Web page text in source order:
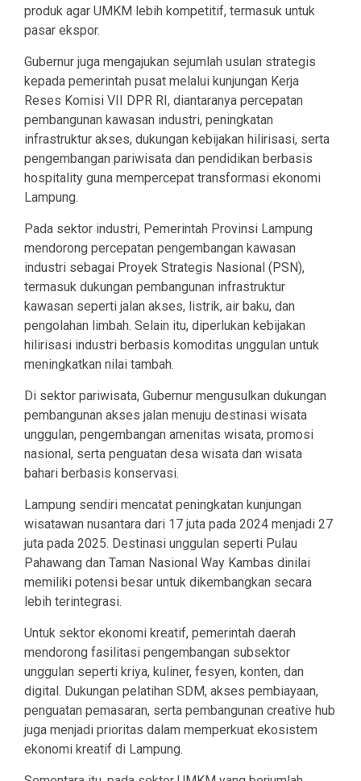
produk agar UMKM lebih kompetitif, termasuk untuk
pasar ekspor.
Gubernur juga mengajukan sejumlah usulan strategis
kepada pemerintah pusat melalui kunjungan Kerja
Reses Komisi VII DPR RI, diantaranya percepatan
pembangunan kawasan industri, peningkatan
infrastruktur akses, dukungan kebijakan hilirisasi, serta
pengembangan pariwisata dan pendidikan berbasis
hospitality guna mempercepat transformasi ekonomi
Lampung.
Pada sektor industri, Pemerintah Provinsi Lampung
mendorong percepatan pengembangan kawasan
industri sebagai Proyek Strategis Nasional (PSN),
termasuk dukungan pembangunan infrastruktur
kawasan seperti jalan akses, listrik, air baku, dan
pengolahan limbah. Selain itu, diperlukan kebijakan
hilirisasi industri berbasis komoditas unggulan untuk
meningkatkan nilai tambah.
Di sektor pariwisata, Gubernur mengusulkan dukungan
pembangunan akses jalan menuju destinasi wisata
unggulan, pengembangan amenitas wisata, promosi
nasional, serta penguatan desa wisata dan wisata
bahari berbasis konservasi.
Lampung sendiri mencatat peningkatan kunjungan
wisatawan nusantara dari 17 juta pada 2024 menjadi 27
juta pada 2025. Destinasi unggulan seperti Pulau
Pahawang dan Taman Nasional Way Kambas dinilai
memiliki potensi besar untuk dikembangkan secara
lebih terintegrasi.
Untuk sektor ekonomi kreatif, pemerintah daerah
mendorong fasilitasi pengembangan subsektor
unggulan seperti kriya, kuliner, fesyen, konten, dan
digital. Dukungan pelatihan SDM, akses pembiayaan,
penguatan pemasaran, serta pembangunan creative hub
juga menjadi prioritas dalam memperkuat ekosistem
ekonomi kreatif di Lampung.